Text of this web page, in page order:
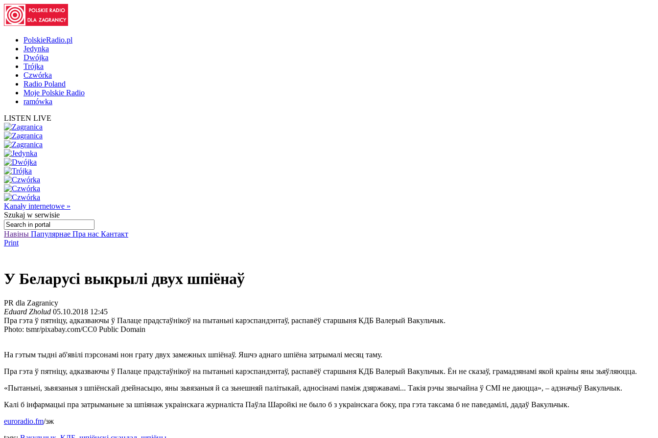
PolskieRadio.pl
Jedynka
Dwójka
Trójka
Czwórka
Radio Poland
Moje Polskie Radio
ramówka
LISTEN LIVE
Kanały internetowe »
Szukaj w serwisie
Навіны Папулярнае Пра нас Кантакт
Print
У Беларусі выкрылі двух шпіёнаў
PR dla Zagranicy
Eduard Zholud 05.10.2018 12:45
Пра гэта ў пятніцу, адказваючы ў Палаце прадстаўнікоў на пытаньні карэспандэнтаў, распавёў старшыня КДБ Валерый Вакульчык.
Photo: tsmr/pixabay.com/CC0 Public Domain
На гэтым тыдні аб'явілі пэрсонамі нон грату двух замежных шпіёнаў. Яшчэ аднаго шпіёна затрымалі месяц таму.
Пра гэта ў пятніцу, адказваючы ў Палаце прадстаўнікоў на пытаньні карэспандэнтаў, распавёў старшыня КДБ Валерый Вакульчык. Ён не сказаў, грамадзянамі якой краіны яны зьяўляюцца.
«Пытаньні, зьвязаныя з шпіёнскай дзейнасьцю, яны зьвязаныя й са зьнешняй палітыкай, адносінамі паміж дзяржавамі... Такія рэчы звычайна ў СМІ не даюцца», – адзначыў Вакульчык.
Калі б інфармацыі пра затрыманьне за шпіянаж украінскага журналіста Паўла Шаройкі не было б з украінскага боку, пра гэта таксама б не паведамілі, дадаў Вакульчык.
euroradio.fm/эж